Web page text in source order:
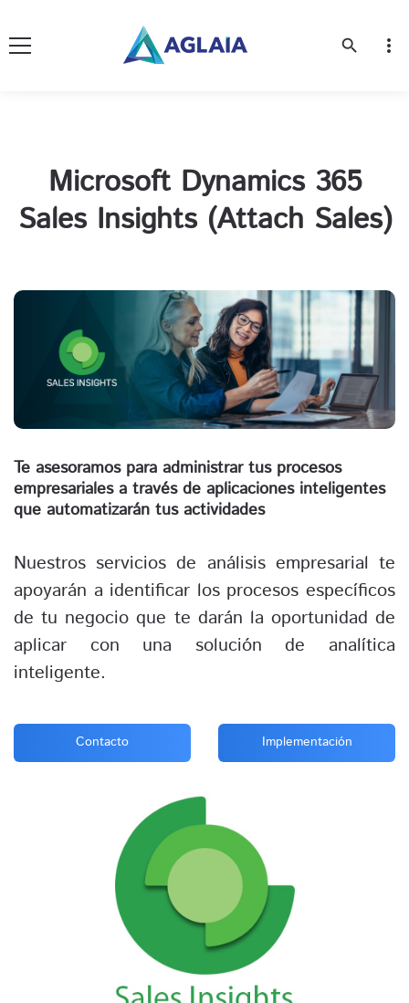
search more_vert
Microsoft Dynamics 365
Sales Insights (Attach Sales)
Te asesoramos para administrar tus procesos
empresariales a través de aplicaciones inteligentes
que automatizarán tus actividades
Nuestros servicios de análisis empresarial te
apoyarán a identificar los procesos específicos
de tu negocio que te darán la oportunidad de
aplicar con una solución de analítica
inteligente.
Contacto Implementación